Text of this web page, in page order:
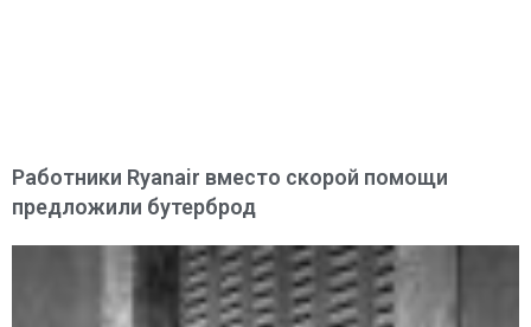
Работники Ryanair вместо скорой помощи
предложили бутерброд